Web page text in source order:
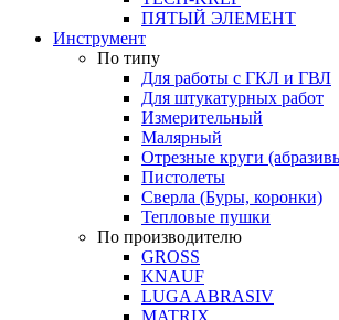
ПЯТЫЙ ЭЛЕМЕНТ
Инструмент
По типу
Для работы с ГКЛ и ГВЛ
Для штукатурных работ
Измерительный
Малярный
Отрезные круги
Пистолеты
Сверла (Буры, коронки)
Тепловые пушки
По производителю
GROSS
KNAUF
LUGA ABRASIV
MATRIX